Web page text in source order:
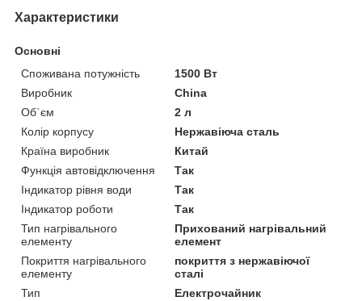
Характеристики
Основні
Споживана потужність
1500 Вт
Виробник
China
Об`єм
2 л
Колір корпусу
Нержавіюча сталь
Країна виробник
Китай
Функція автовідключення
Так
Індикатор рівня води
Так
Індикатор роботи
Так
Тип нагрівального
елементу
Прихований нагрівальний
елемент
Покриття нагрівального
елементу
покриття з нержавіючої
сталі
Тип
Електрочайник